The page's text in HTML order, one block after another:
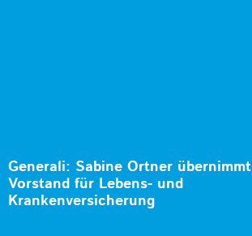
Generali: Sabine Ortner übernimmt
Vorstand für Lebens- und
Krankenversicherung